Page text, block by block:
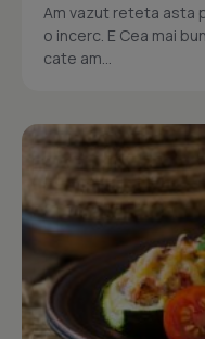
Am vazut reteta asta
o incerc. E Cea mai
cate am...